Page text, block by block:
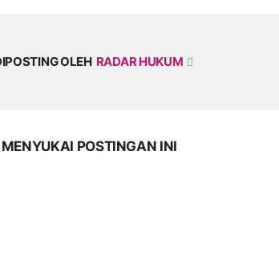
OLEH RADAR HUKUM
POSTINGAN INI